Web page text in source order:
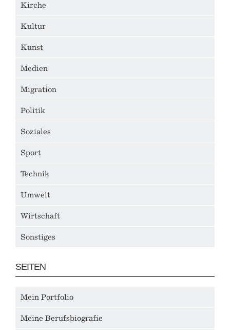
Kirche
Kultur
Kunst
Medien
Migration
Politik
Soziales
Sport
Technik
Umwelt
Wirtschaft
Sonstiges
SEITEN
Mein Portfolio
Meine Berufsbiografie